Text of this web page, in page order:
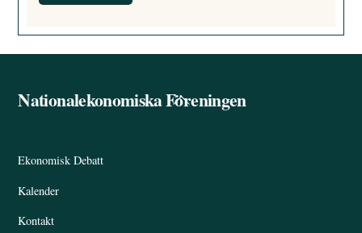
Back
Nationalekonomiska Föreningen
Ekonomisk Debatt
Kalender
Kontakt